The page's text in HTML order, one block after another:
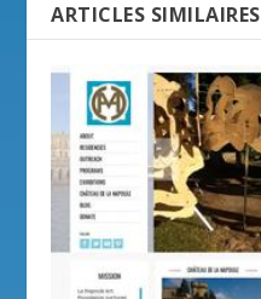
ARTICLES SIMILAIRES